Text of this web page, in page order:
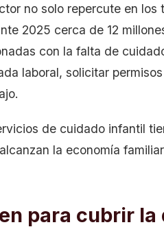
no solo repercute en los
2025 cerca de 12
con la falta de
laboral, solicitar
de cuidado infantil
la economía
para cubrir la